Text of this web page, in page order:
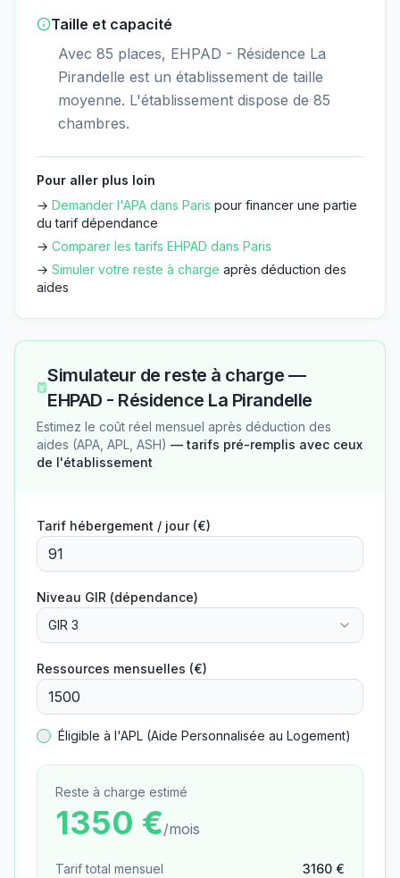
Taille et capacité
Avec 85 places, EHPAD - Résidence La
Pirandelle est un établissement de taille
moyenne. L'établissement dispose de 85
chambres.
Pour aller plus loin
→ Demander l'APA dans Paris pour financer une partie
du tarif dépendance
→ Comparer les tarifs EHPAD dans Paris
→ Simuler votre reste à charge après déduction des
aides
Simulateur de reste à charge —
EHPAD - Résidence La Pirandelle
Estimez le coût réel mensuel après déduction des
aides (APA, APL, ASH) — tarifs pré-remplis avec ceux
de l'établissement
Tarif hébergement / jour (€)
Niveau GIR (dépendance)
GIR 3
Ressources mensuelles (€)
Éligible à l'APL (Aide Personnalisée au Logement)
Reste à charge estimé
1350 €/mois
Tarif total mensuel 3160 €